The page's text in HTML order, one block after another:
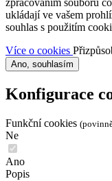
zpracováním souborů
ukládají ve vašem
souhlas s použitím
Více o cookies
Ano, souhlasím
Konfigurace
Funkční cookies
Ne
Ano
Popis